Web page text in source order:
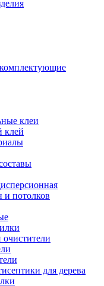
клеи
клей
и потолков
очистители
для дерева